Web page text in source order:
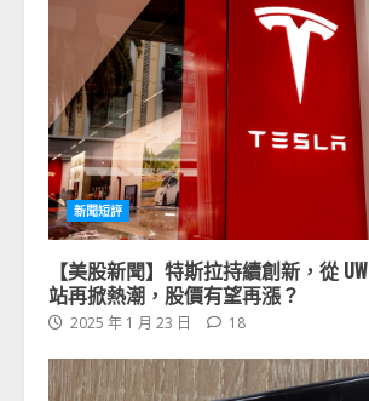
新聞短評
【美股新聞】特斯拉持續創新，從
站再掀熱潮，股價有望再漲？
2025 年 1 月 23 日 18